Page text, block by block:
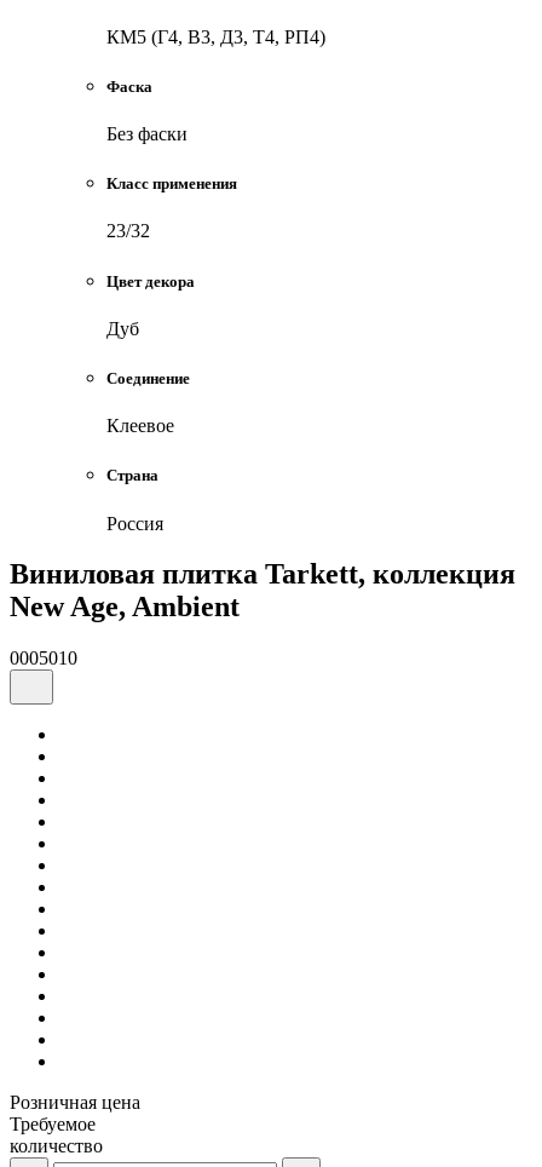
КМ5 (Г4, В3, Д3, Т4, РП4)
Фаска
Без фаски
Класс применения
23/32
Цвет декора
Дуб
Соединение
Клеевое
Страна
Россия
Виниловая плитка Tarkett, коллекция
New Age, Ambient
0005010
Розничная цена
Требуемое
количество